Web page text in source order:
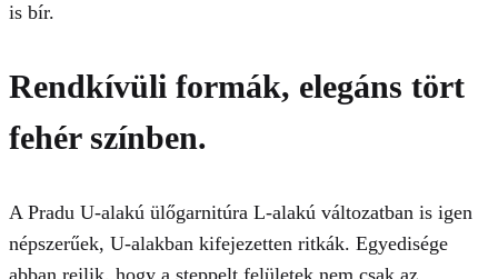
is bír.
Rendkívüli formák, elegáns tört
fehér színben.
A Pradu U-alakú ülőgarnitúra L-alakú változatban is igen
népszerűek, U-alakban kifejezetten ritkák. Egyedisége